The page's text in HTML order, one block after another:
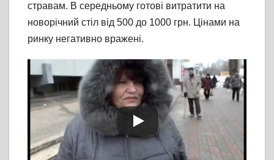
стравам. В середньому готові витратити на
новорічний стіл від 500 до 1000 грн. Цінами на
ринку негативно вражені.